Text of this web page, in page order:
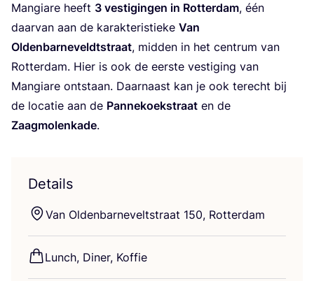
Man­gi­a­re heeft 3 ves­ti­gin­gen in Rot­ter­dam, één
daar­van aan de karak­te­ris­tie­ke Van
Olden­bar­ne­veldt­straat, mid­den in het cen­trum van
Rot­ter­dam. Hier is ook de eer­ste ves­ti­ging van
Man­gi­a­re ont­staan. Daar­naast kan je ook terecht bij
de loca­tie aan de Pan­ne­koeks­traat en de
Zaag­mo­len­ka­de.
Details
Van Olden­bar­ne­velt­straat 150, Rotterdam
Lunch, Diner, Koffie